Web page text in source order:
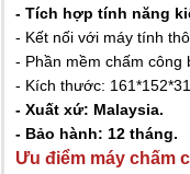
- Tích hợp tính năng
- Kết nối với máy tính
- Phần mềm chấm công
- Kích thước:
- Xuất xứ: Malaysia.
- Bảo hành: 12 tháng.
Ưu điểm máy chấm